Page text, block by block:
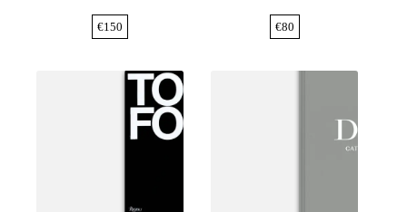
€150 €80